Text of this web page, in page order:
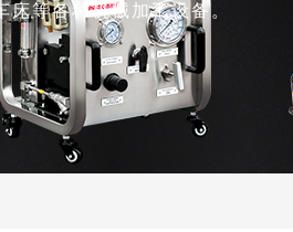
等各种机械加工设备。